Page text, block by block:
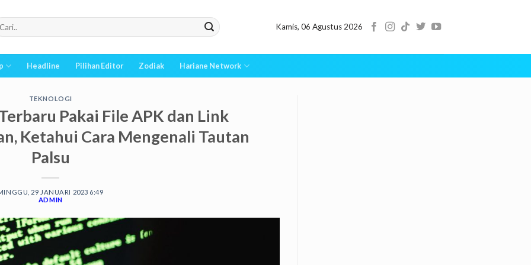
Kamis, 06 Agustus 2026
Headline Pilihan Editor Zodiak Hariane Network
TEKNOLOGI
Pakai File APK dan Link
Ketahui Cara Mengenali Tautan
Palsu
29 JANUARI 2023 6:49
ADMIN